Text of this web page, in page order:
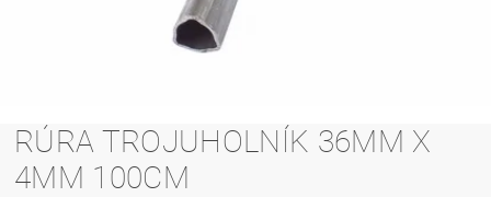
RÚRA TROJUHOLNÍK 36MM X
4MM 100CM